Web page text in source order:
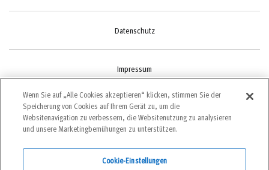
Datenschutz
Impressum
Cookie-Einstellungen
Wenn Sie auf „Alle Cookies akzeptieren“ klicken, stimmen Sie der
Speicherung von Cookies auf Ihrem Gerät zu, um die
Websitenavigation zu verbessern, die Websitenutzung zu analysieren
und unsere Marketingbemühungen zu unterstützen.
Cookie-Einstellungen